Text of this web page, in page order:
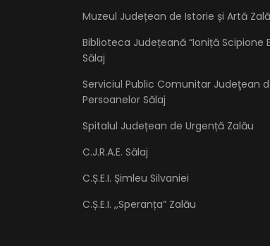
Muzeul Județean de Istorie și Artă
Biblioteca Județeană “Ioniță Scipione
Sălaj
Serviciul Public Comunitar Judeţean
Persoanelor Sălaj
Spitalul Județean de Urgență Zalău
C.J.R.A.E. Sălaj
C.Ș.E.I. Șimleu Silvaniei
C.Ș.E.I. ,,Speranța” Zalău